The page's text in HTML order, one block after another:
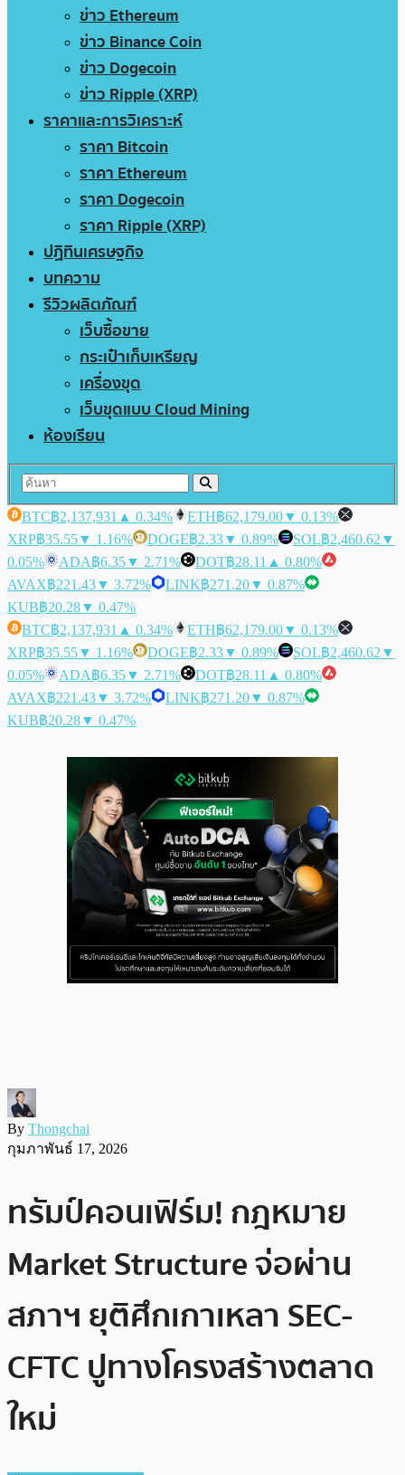
ข่าว Ethereum
ข่าว Binance Coin
ข่าว Dogecoin
ข่าว Ripple (XRP)
ราคาและการวิเคราะห์
ราคา Bitcoin
ราคา Ethereum
ราคา Dogecoin
ราคา Ripple (XRP)
ปฏิทินเศรษฐกิจ
บทความ
รีวิวผลิตภัณฑ์
เว็บซื้อขาย
กระเป๋าเก็บเหรียญ
เครื่องขุด
เว็บขุดแบบ Cloud Mining
ห้องเรียน
BTC฿2,137,931 ▲ 0.34% ETH฿62,179.00▼ 0.13%
XRP฿35.55▼ 1.16% DOGE฿2.33▼ 0.89% SOL฿2,460.62 ▼
0.05%
ADA฿6.35▼ 2.71% DOT฿28.11 ▲ 0.80%
AVAX฿221.43▼ 3.72% LINK฿271.20▼ 0.87%
KUB฿20.28▼ 0.47%
BTC฿2,137,931 ▲ 0.34% ETH฿62,179.00▼ 0.13%
XRP฿35.55▼ 1.16% DOGE฿2.33▼ 0.89% SOL฿2,460.62 ▼
0.05%
ADA฿6.35▼ 2.71% DOT฿28.11 ▲ 0.80%
AVAX฿221.43▼ 3.72% LINK฿271.20▼ 0.87%
KUB฿20.28▼ 0.47%
By Thongchai
กุมภาพันธ์ 17, 2026
ทรัมป์คอนเฟิร์ม! กฎหมาย
Market Structure จ่อผ่าน
สภาฯ ยุติศึกเกาเหลา SEC-
CFTC ปูทางโครงสร้างตลาด
ใหม่